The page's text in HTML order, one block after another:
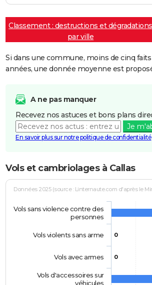
Classement : destructions et dégradations
par ville
Si dans une commune, moins de cinq
années, une donnée moyenne est
A ne pas manquer
Recevez nos astuces et bons plans
Je
En savoir plus sur notre politique de confidentialité
Vols et cambriolages à Callas
Données 2025 (source : Linternaute.com d'après le
0
0
Vols sans violence contre des
personnes
Vols violents sans arme
Vols avec armes
Vols d'accessoires sur
véhicules